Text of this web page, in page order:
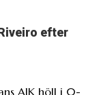
efter
AIK höll i 0-